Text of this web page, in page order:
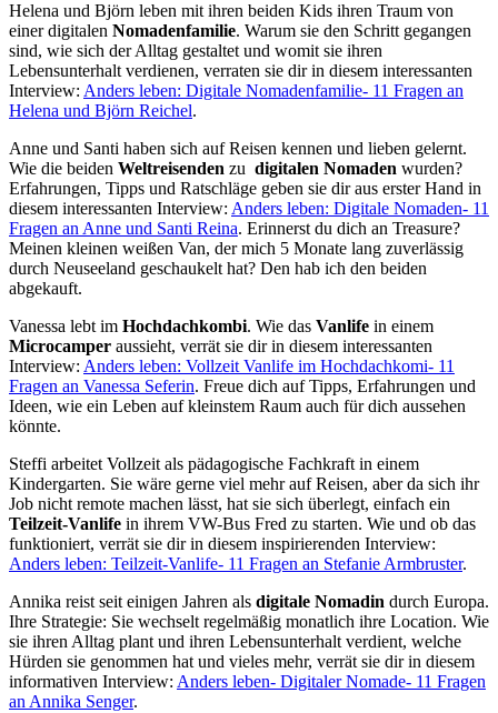
Helena und Björn leben mit ihren beiden Kids ihren Traum von
einer digitalen Nomadenfamilie. Warum sie den Schritt gegangen
sind, wie sich der Alltag gestaltet und womit sie ihren
Lebensunterhalt verdienen, verraten sie dir in diesem interessanten
Interview: Anders leben: Digitale Nomadenfamilie- 11 Fragen an
Helena und Björn Reichel.
Anne und Santi haben sich auf Reisen kennen und lieben gelernt.
Wie die beiden Weltreisenden zu digitalen Nomaden wurden?
Erfahrungen, Tipps und Ratschläge geben sie dir aus erster Hand in
diesem interessanten Interview: Anders leben: Digitale Nomaden- 11
Fragen an Anne und Santi Reina. Erinnerst du dich an Treasure?
Meinen kleinen weißen Van, der mich 5 Monate lang zuverlässig
durch Neuseeland geschaukelt hat? Den hab ich den beiden
abgekauft.
Vanessa lebt im Hochdachkombi. Wie das Vanlife in einem
Microcamper aussieht, verrät sie dir in diesem interessanten
Interview: Anders leben: Vollzeit Vanlife im Hochdachkomi- 11
Fragen an Vanessa Seferin. Freue dich auf Tipps, Erfahrungen und
Ideen, wie ein Leben auf kleinstem Raum auch für dich aussehen
könnte.
Steffi arbeitet Vollzeit als pädagogische Fachkraft in einem
Kindergarten. Sie wäre gerne viel mehr auf Reisen, aber da sich ihr
Job nicht remote machen lässt, hat sie sich überlegt, einfach ein
Teilzeit-Vanlife in ihrem VW-Bus Fred zu starten. Wie und ob das
funktioniert, verrät sie dir in diesem inspirierenden Interview:
Anders leben: Teilzeit-Vanlife- 11 Fragen an Stefanie Armbruster.
Annika reist seit einigen Jahren als digitale Nomadin durch Europa.
Ihre Strategie: Sie wechselt regelmäßig monatlich ihre Location. Wie
sie ihren Alltag plant und ihren Lebensunterhalt verdient, welche
Hürden sie genommen hat und vieles mehr, verrät sie dir in diesem
informativen Interview: Anders leben- Digitaler Nomade- 11 Fragen
an Annika Senger.